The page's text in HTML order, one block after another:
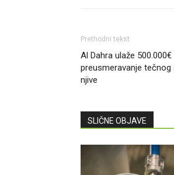
Prethodni tekst
Al Dahra ulaže
preusmeravanje
njive
SLIČNE OBJAVE